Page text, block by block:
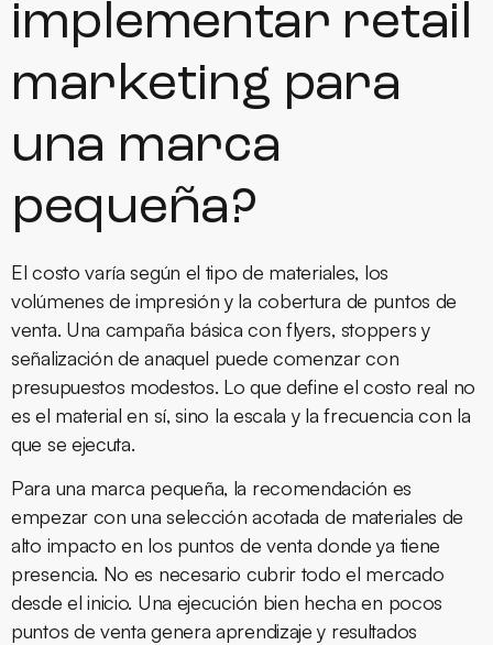
implementar retail
marketing para
una marca
pequeña?
El costo varía según el tipo de materiales, los
volúmenes de impresión y la cobertura de puntos de
venta. Una campaña básica con flyers, stoppers y
señalización de anaquel puede comenzar con
presupuestos modestos. Lo que define el costo real no
es el material en sí, sino la escala y la frecuencia con la
que se ejecuta.
Para una marca pequeña, la recomendación es
empezar con una selección acotada de materiales de
alto impacto en los puntos de venta donde ya tiene
presencia. No es necesario cubrir todo el mercado
desde el inicio. Una ejecución bien hecha en pocos
puntos de venta genera aprendizaje y resultados